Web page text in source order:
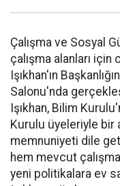
Çalışma ve Sosyal
çalışma alanları
Işıkhan'ın
Salonu'nda
Işıkhan, Bilim
Kurulu üyeleriyle bir
memnuniyeti dile
hem mevcut
yeni politikalara ev